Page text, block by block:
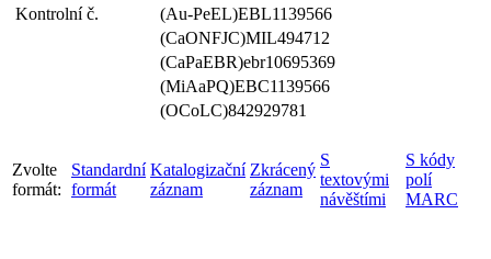
Kontrolní č.
(Au-PeEL)EBL1139566
(CaONFJC)MIL494712
(CaPaEBR)ebr10695369
(MiAaPQ)EBC1139566
(OCoLC)842929781
Zvolte
formát:
Standardní
formát
Katalogizační
záznam
Zkrácený
záznam
S
textovými
návěštími
S kódy
polí
MARC